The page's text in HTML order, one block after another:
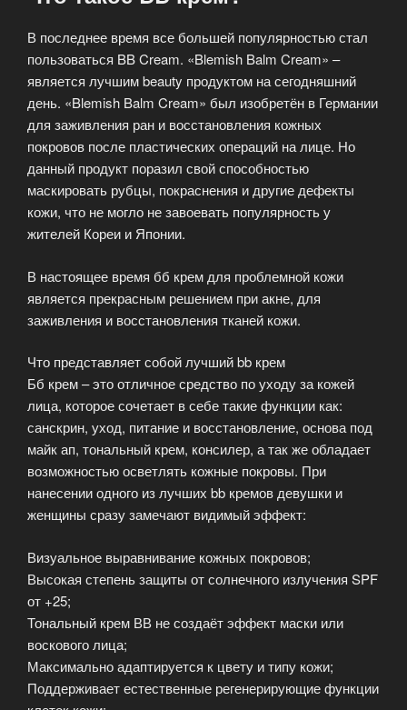
В последнее время все большей популярностью стал
пользоваться BB Cream. «Blemish Balm Cream» –
является лучшим beauty продуктом на сегодняшний
день. «Blemish Balm Cream» был изобретён в Германии
для заживления ран и восстановления кожных
покровов после пластических операций на лице. Но
данный продукт поразил свой способностью
маскировать рубцы, покраснения и другие дефекты
кожи, что не могло не завоевать популярность у
жителей Кореи и Японии.
В настоящее время бб крем для проблемной кожи
является прекрасным решением при акне, для
заживления и восстановления тканей кожи.
Что представляет собой лучший bb крем
Бб крем – это отличное средство по уходу за кожей
лица, которое сочетает в себе такие функции как:
санскрин, уход, питание и восстановление, основа под
майк ап, тональный крем, консилер, а так же обладает
возможностью осветлять кожные покровы. При
нанесении одного из лучших bb кремов девушки и
женщины сразу замечают видимый эффект:
Визуальное выравнивание кожных покровов;
Высокая степень защиты от солнечного излучения SPF
от +25;
Тональный крем ВВ не создаёт эффект маски или
воскового лица;
Максимально адаптируется к цвету и типу кожи;
Поддерживает естественные регенерирующие функции